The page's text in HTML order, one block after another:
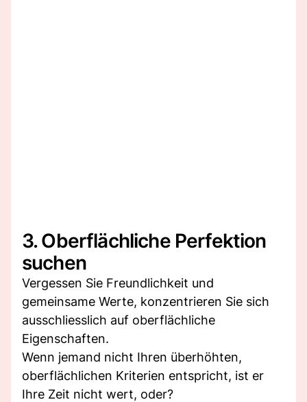
3. Oberflächliche Perfektion
suchen
Vergessen Sie Freundlichkeit und
gemeinsame Werte, konzentrieren Sie sich
ausschliesslich auf oberflächliche
Eigenschaften.
Wenn jemand nicht Ihren überhöhten,
oberflächlichen Kriterien entspricht, ist er
Ihre Zeit nicht wert, oder?